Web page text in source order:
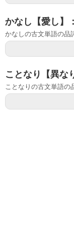
かなし【愛し】
かなしの古文単語の品
ことなり【異な
ことなりの古文単語の